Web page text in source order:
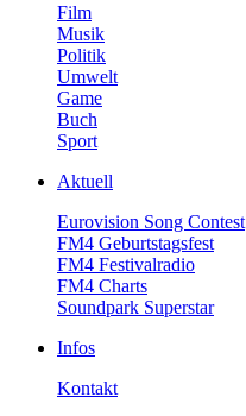
Film
Musik
Politik
Umwelt
Game
Buch
Sport
Aktuell
EurovisionSongContest
FM4Geburtstagsfest
FM4Festivalradio
FM4Charts
SoundparkSuperstar
Infos
Kontakt